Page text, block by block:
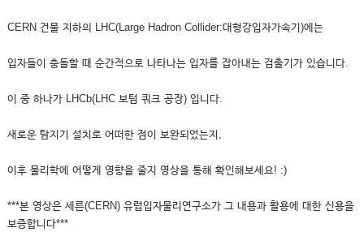
CERN 건물 지하의 LHC(Large Hadron Collider:대형강입자가속기)에는
입자들이 충돌할 때 순간적으로 나타나는 입자를 잡아내는 검출기가 있습니다.
이 중 하나가 LHCb(LHC 보텀 쿼크 공장) 입니다.
새로운 탐지기 설치로 어떠한 점이 보완되었는지,
이후 물리학에 어떻게 영향을 줄지 영상을 통해 확인해보세요! :)
***본 영상은 세른(CERN) 유럽입자물리연구소가 그 내용과 활용에 대한 신용을
보증합니다***